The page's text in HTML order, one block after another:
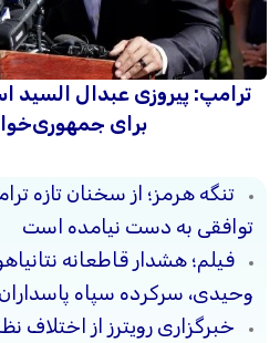
ترامپ: پیروزی عبدال السید
برای
تنگه هرمز؛ از سخنان تازه
توافقی به دست نیامده است
فیلم؛ هشدار قاطعانه
وحیدی، سرکرده سپاه پاسداران
خبرگزاری رویترز از اختلاف